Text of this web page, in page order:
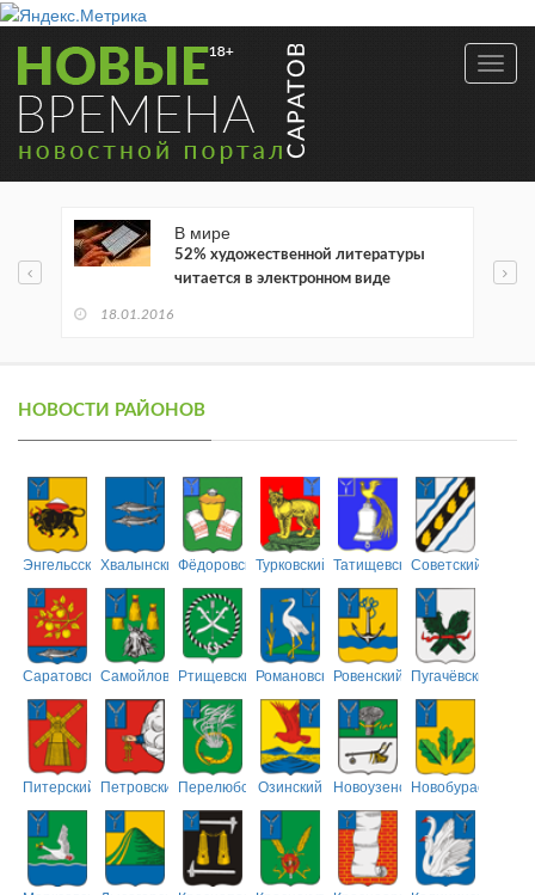
В мире
52% художественной литературы
читается в электронном виде
18.01.2016
НОВОСТИ РАЙОНОВ
ЭнгельсскийХвалынскийФёдоровскийТурковский ТатищевскийСоветский
СаратовскийСамойловскийРтищевскийРомановскийРовенский Пугачёвский
Питерский ПетровскийПерелюбскийОзинский НовоузенскийНовобурасский